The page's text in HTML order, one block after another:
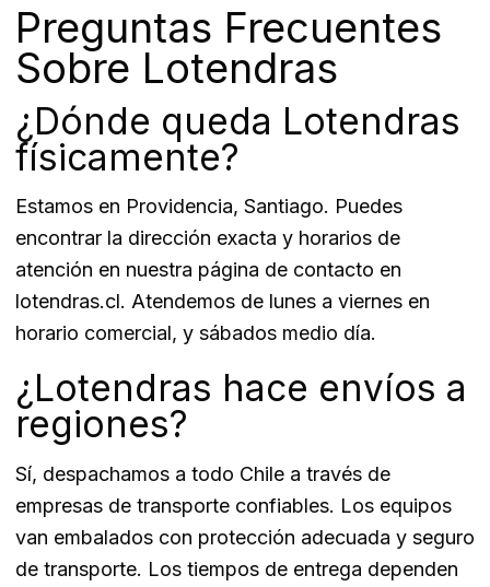
Preguntas Frecuentes
Sobre Lotendras
¿Dónde queda Lotendras
físicamente?
Estamos en Providencia, Santiago. Puedes
encontrar la dirección exacta y horarios de
atención en nuestra página de contacto en
lotendras.cl. Atendemos de lunes a viernes en
horario comercial, y sábados medio día.
¿Lotendras hace envíos a
regiones?
Sí, despachamos a todo Chile a través de
empresas de transporte confiables. Los equipos
van embalados con protección adecuada y seguro
de transporte. Los tiempos de entrega dependen